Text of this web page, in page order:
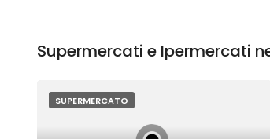
Supermercati e Ipermercati
SUPERMERCATO